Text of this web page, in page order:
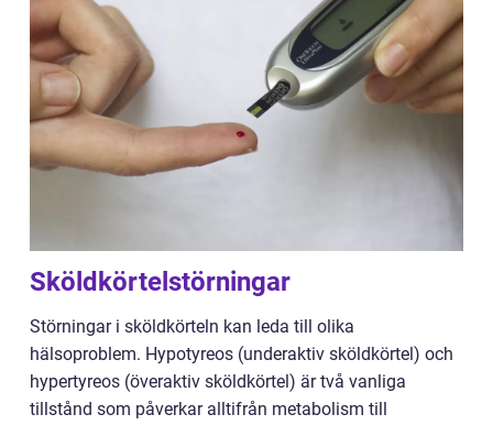
Sköldkörtelstörningar
Störningar i sköldkörteln kan leda till olika
hälsoproblem. Hypotyreos (underaktiv sköldkörtel) och
hypertyreos (överaktiv sköldkörtel) är två vanliga
tillstånd som påverkar alltifrån metabolism till